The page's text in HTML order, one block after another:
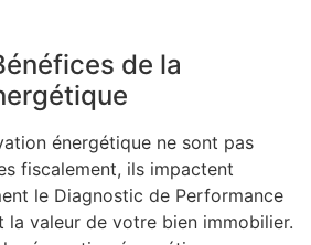
de la
énergétique ne sont pas
fiscalement, ils impactent
le Diagnostic de Performance
la valeur de votre bien immobilier.